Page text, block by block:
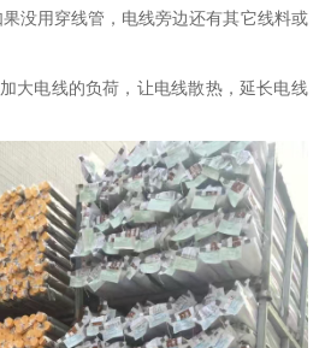
没用穿线管，电线旁边还有其它线料或
大电线的负荷，让电线散热，延长电线